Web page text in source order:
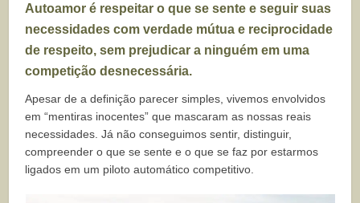
Autoamor é respeitar o que se sente e seguir suas
necessidades com verdade mútua e reciprocidade
de respeito, sem prejudicar a ninguém em uma
competição desnecessária.
Apesar de a definição parecer simples, vivemos envolvidos
em “mentiras inocentes” que mascaram as nossas reais
necessidades. Já não conseguimos sentir, distinguir,
compreender o que se sente e o que se faz por estarmos
ligados em um piloto automático competitivo.